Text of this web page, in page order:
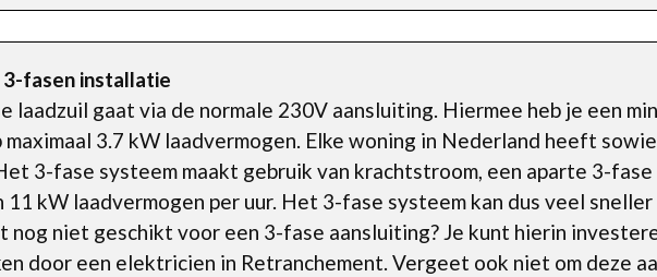
fasen installatie
laadzuil gaat via de normale 230V aansluiting. Hiermee heb je een
maximaal 3.7 kW laadvermogen. Elke woning in Nederland heeft
3-fase systeem maakt gebruik van krachtstroom, een aparte 3-
11 kW laadvermogen per uur. Het 3-fase systeem kan dus veel
nog niet geschikt voor een 3-fase aansluiting? Je kunt hierin
door een elektricien in Retranchement. Vergeet ook niet om deze